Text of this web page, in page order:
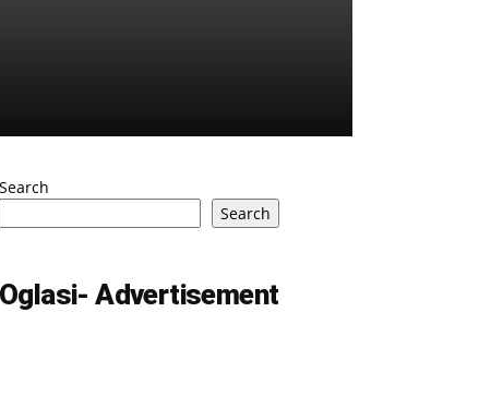
Search
Search
Oglasi- Advertisement